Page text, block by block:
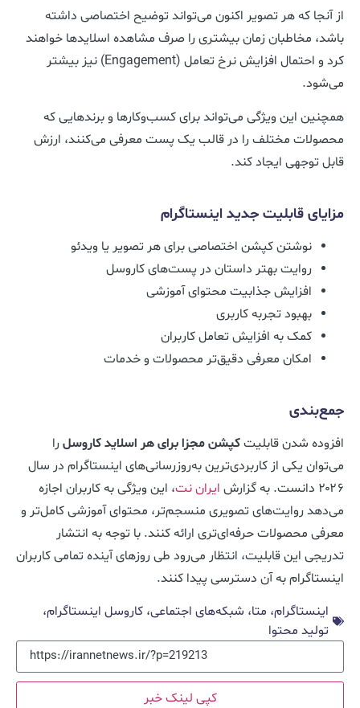
از آنجا که هر تصویر اکنون می‌تواند توضیح اختصاصی داشته
باشد، مخاطبان زمان بیشتری را صرف مشاهده اسلایدها خواهند
کرد و احتمال افزایش نرخ تعامل (Engagement) نیز بیشتر
می‌شود.
همچنین این ویژگی می‌تواند برای کسب‌وکارها و برندهایی که
محصولات مختلف را در قالب یک پست معرفی می‌کنند، ارزش
قابل توجهی ایجاد کند.
مزایای قابلیت جدید اینستاگرام
نوشتن کپشن اختصاصی برای هر تصویر یا ویدئو
روایت بهتر داستان در پست‌های کاروسل
افزایش جذابیت محتوای آموزشی
بهبود تجربه کاربری
کمک به افزایش تعامل کاربران
امکان معرفی دقیق‌تر محصولات و خدمات
جمع‌بندی
افزوده شدن قابلیتکپشن مجزا برای هر اسلاید کاروسلرا
می‌توان یکی از کاربردی‌ترین به‌روزرسانی‌های اینستاگرام در سال
۲۰۲۶ دانست. به گزارش
ایران نت، این ویژگی به کاربران اجازه
می‌دهد روایت‌های تصویری منسجم‌تر، محتوای آموزشی کامل‌تر و
معرفی محصولات حرفه‌ای‌تری ارائه کنند. با توجه به انتشار
تدریجی این قابلیت، انتظار می‌رود طی روزهای آینده تمامی کاربران
اینستاگرام به آن دسترسی پیدا کنند.
اینستاگرام، متا، شبکه‌های اجتماعی، کاروسل اینستاگرام،
تولید محتوا
کپی لینک خبر